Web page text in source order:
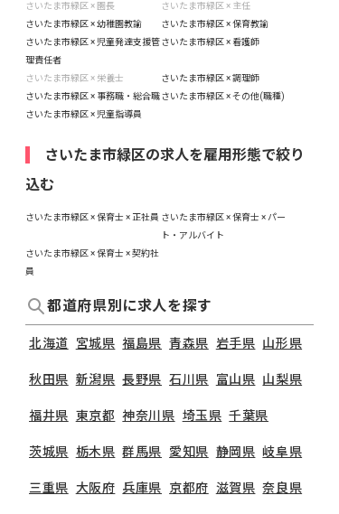
さいたま市緑区 × 園長
さいたま市緑区 × 主任
さいたま市緑区 × 幼稚園教諭
さいたま市緑区 × 保育教諭
さいたま市緑区 × 児童発達支援管
理責任者
さいたま市緑区 × 看護師
さいたま市緑区 × 栄養士
さいたま市緑区 × 調理師
さいたま市緑区 × 事務職・総合職さいたま市緑区 × その他(職種)
さいたま市緑区 × 児童指導員
さいたま市緑区の求人を雇用形態で絞り
込む
さいたま市緑区 × 保育士 × 正社員 さいたま市緑区 × 保育士 × パー
ト・アルバイト
さいたま市緑区 × 保育士 × 契約社
員
都道府県別に求人を探す
北海道 宮城県 福島県 青森県 岩手県 山形県
秋田県 新潟県 長野県 石川県 富山県 山梨県
福井県 東京都 神奈川県 埼玉県 千葉県
茨城県 栃木県 群馬県 愛知県 静岡県 岐阜県
三重県 大阪府 兵庫県 京都府 滋賀県 奈良県